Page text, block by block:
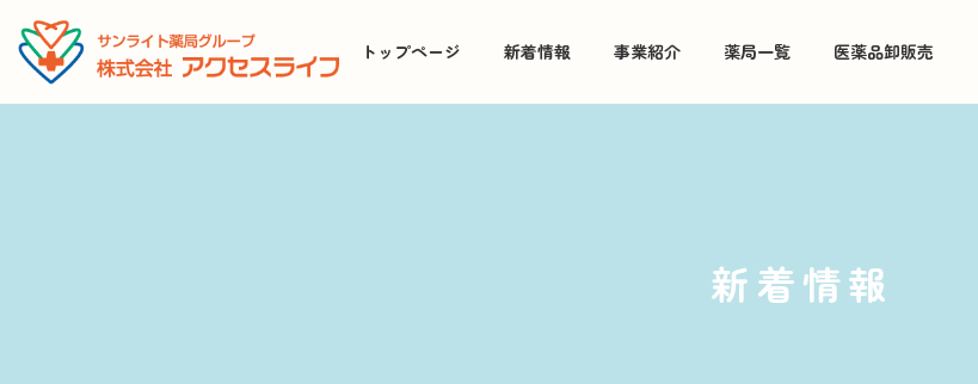
ン
ン
ビ
ー
トップページ 新着情報 事業紹介 薬局一覧 医薬品卸販売
新着情報